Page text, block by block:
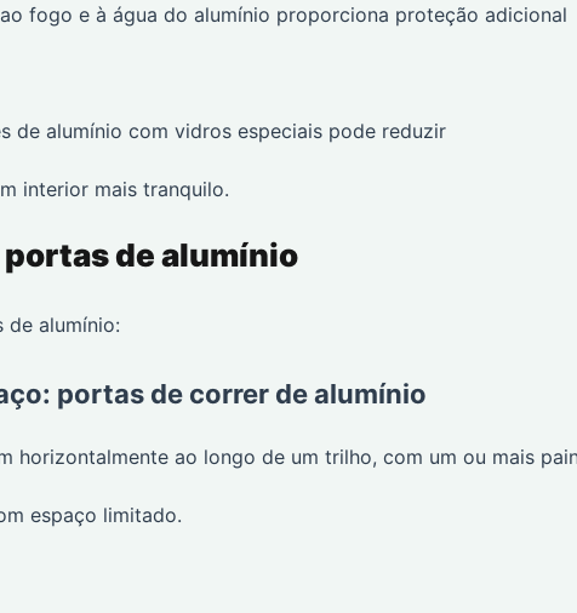
fogo e à água do alumínio proporciona proteção adicional
de alumínio com vidros especiais pode reduzir
interior mais tranquilo.
de alumínio
de alumínio:
portas de correr de alumínio
horizontalmente ao longo de um trilho, com um ou mais
espaço limitado.